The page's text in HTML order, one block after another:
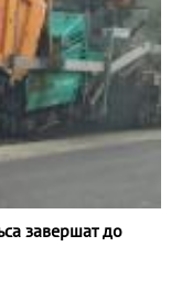
завершат до